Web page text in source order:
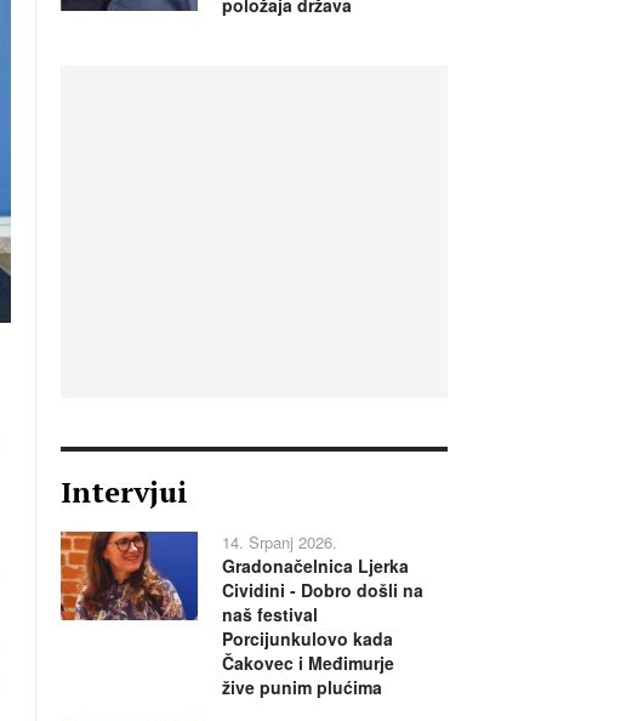
položaja država
Intervjui
14. Srpanj 2026.
Gradonačelnica Ljerka
Cividini - Dobro došli na
naš festival
Porcijunkulovo kada
Čakovec i Međimurje
žive punim plućima